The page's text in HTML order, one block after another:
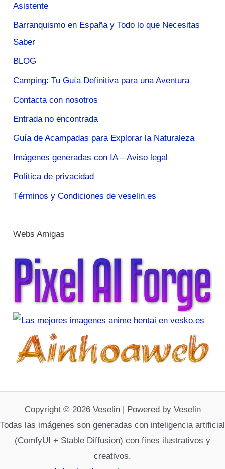
Asistente
Barranquismo en España y Todo lo que Necesitas
Saber
BLOG
Camping: Tu Guía Definitiva para una Aventura
Contacta con nosotros
Entrada no encontrada
Guía de Acampadas para Explorar la Naturaleza
Imágenes generadas con IA – Aviso legal
Política de privacidad
Términos y Condiciones de veselin.es
Webs Amigas
Copyright © 2026 Veselin | Powered by Veselin
Todas las imágenes son generadas con inteligencia artificial
(ComfyUI + Stable Diffusion) con fines ilustrativos y
creativos.